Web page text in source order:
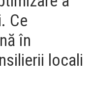
Ce
în
locali